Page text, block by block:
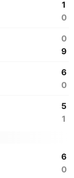
1
0
0
9
6
0
5
1
6
0